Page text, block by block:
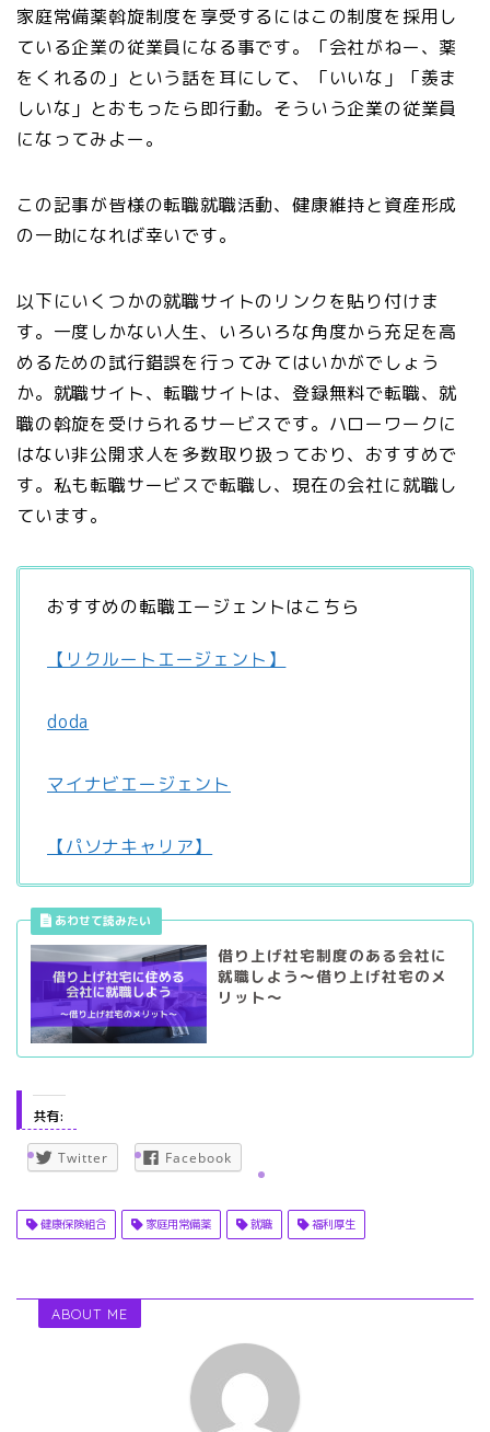
家庭常備薬斡旋制度を享受するにはこの制度を採用し
ている企業の従業員になる事です。「会社がねー、薬
をくれるの」という話を耳にして、「いいな」「羨ま
しいな」とおもったら即行動。そういう企業の従業員
になってみよー。
この記事が皆様の転職就職活動、健康維持と資産形成
の一助になれば幸いです。
以下にいくつかの就職サイトのリンクを貼り付けま
す。一度しかない人生、いろいろな角度から充足を高
めるための試行錯誤を行ってみてはいかがでしょう
か。就職サイト、転職サイトは、登録無料で転職、就
職の斡旋を受けられるサービスです。ハローワークに
はない非公開求人を多数取り扱っており、おすすめで
す。私も転職サービスで転職し、現在の会社に就職し
ています。
おすすめの転職エージェントはこちら
【リクルートエージェント】
doda
マイナビエージェント
【パソナキャリア】
借り上げ社宅制度のある会社に
就職しよう～借り上げ社宅のメ
リット～
共有:
Twitter Facebook
健康保険組合 家庭用常備薬 就職 福利厚生
ABOUT ME